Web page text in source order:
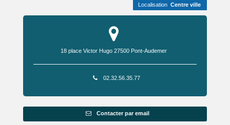
Localisation Centre ville
18 place Victor Hugo 27500 Pont-Audemer
02.32.56.35.77
Contacter par email